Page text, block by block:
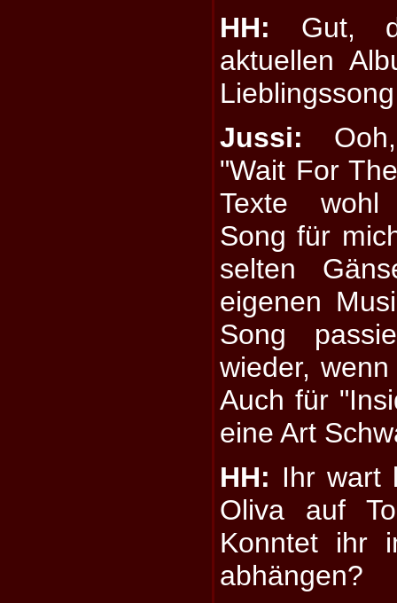
HH: Gut,
aktuellen
Jussi:
"Wait For
Texte wohl
Song für
selten
eigenen
Song
wieder,
Auch für
eine Art
HH: Ihr wart
Oliva auf
Konntet ihr
abhängen?